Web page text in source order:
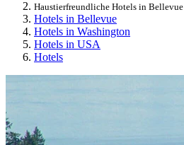
Haustierfreundliche Hotels in Bellevue
Hotels in Bellevue
Hotels in Washington
Hotels in USA
Hotels